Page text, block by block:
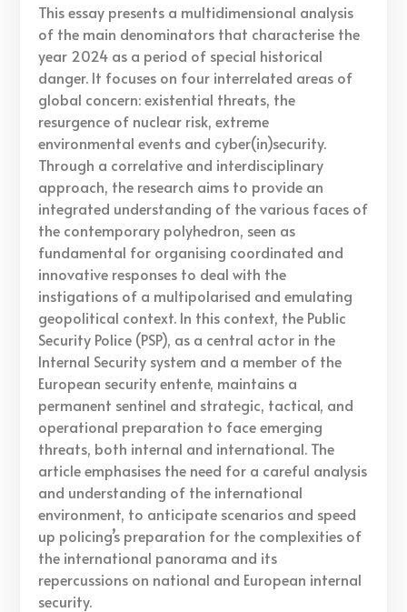
This essay presents a multidimensional analysis
of the main denominators that characterise the
year 2024 as a period of special historical
danger. It focuses on four interrelated areas of
global concern: existential threats, the
resurgence of nuclear risk, extreme
environmental events and cyber(in)security.
Through a correlative and interdisciplinary
approach, the research aims to provide an
integrated understanding of the various faces of
the contemporary polyhedron, seen as
fundamental for organising coordinated and
innovative responses to deal with the
instigations of a multipolarised and emulating
geopolitical context. In this context, the Public
Security Police (PSP), as a central actor in the
Internal Security system and a member of the
European security entente, maintains a
permanent sentinel and strategic, tactical, and
operational preparation to face emerging
threats, both internal and international. The
article emphasises the need for a careful analysis
and understanding of the international
environment, to anticipate scenarios and speed
up policing’s preparation for the complexities of
the international panorama and its
repercussions on national and European internal
security.